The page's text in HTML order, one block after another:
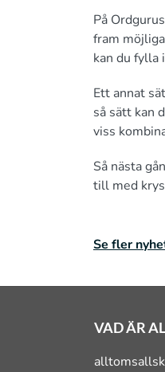
På
fram
kan du fylla
Ett annat
så sätt kan
viss
Så nästa
till med
Se fler
VAD ÄR